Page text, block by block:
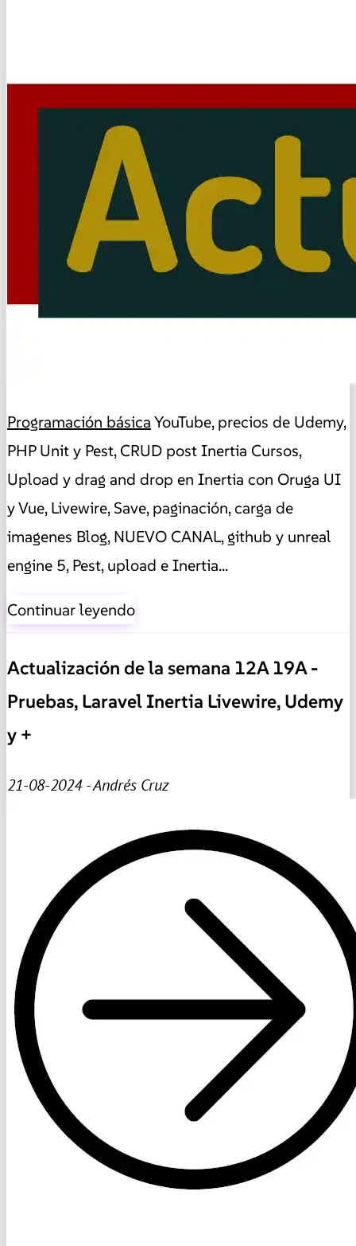
Programación básicaYouTube, precios de Udemy,
PHP Unit y Pest, CRUD post Inertia Cursos,
Upload y drag and drop en Inertia con Oruga UI
y Vue, Livewire, Save, paginación, carga de
imagenes Blog, NUEVO CANAL, github y unreal
engine 5, Pest, upload e Inertia...
Continuar leyendo
Actualización de la semana 12A 19A -
Pruebas, Laravel Inertia Livewire, Udemy
y +
21-08-2024 - Andrés Cruz